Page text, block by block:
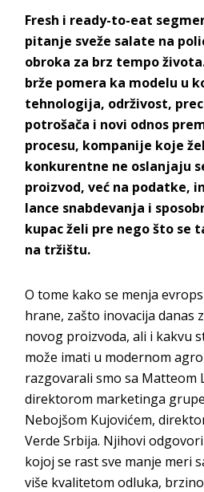
Fresh i ready-to-eat
pitanje sveže salate na
obroka za brz tempo
brže pomera ka modelu u
tehnologija, održivost,
potrošača i novi odnos
procesu, kompanije koje
konkurentne ne oslanjaju
proizvod, već na podatke,
lance snabdevanja i
kupac želi pre nego što se
na tržištu.
O tome kako se menja
hrane, zašto inovacija danas
novog proizvoda, ali i kakvu
može imati u modernom
razgovarali smo sa Matteom
direktorom marketinga
Nebojšom Kujovićem,
Verde Srbija. Njihovi
kojoj se rast sve manje meri
više kvalitetom odluka,